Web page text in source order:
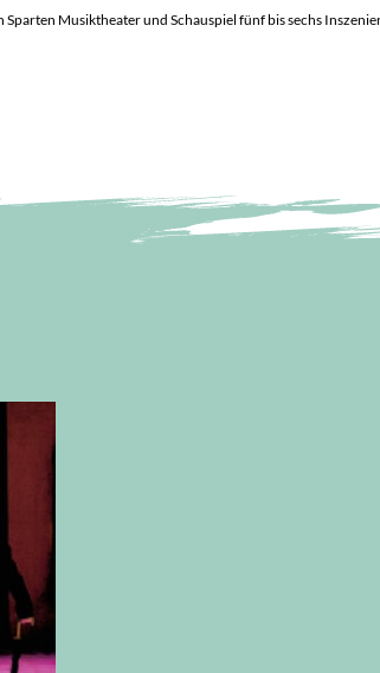
Musiktheater und Schauspiel fünf bis sechs